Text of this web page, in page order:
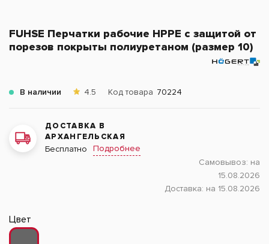
FUHSE Перчатки рабочие HPPE с защитой от
порезов покрыты полиуретаном (размер 10)
В наличии 4.5 Код товара 70224
ДОСТАВКА В
АРХАНГЕЛЬСКАЯ
Бесплатно
Подробнее
Самовывоз: на
15.08.2026
Доставка: на 15.08.2026
Цвет